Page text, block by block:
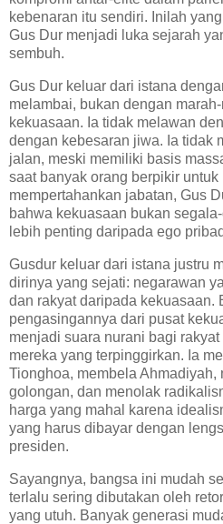
kebenaran itu sendiri. Inilah
Gus Dur menjadi luka sejarah
sembuh.
Gus Dur keluar dari istana
melambai, bukan dengan
kekuasaan. Ia tidak melawan
dengan kebesaran jiwa. Ia tidak
jalan, meski memiliki basis
saat banyak orang berpikir untuk
mempertahankan jabatan, Gus
bahwa kekuasaan bukan
lebih penting daripada ego
Gusdur keluar dari istana justru
dirinya yang sejati: negarawan
dan rakyat daripada kekuasaan.
pengasingannya dari pusat
menjadi suara nurani bagi
mereka yang terpinggirkan. Ia
Tionghoa, membela Ahmadiyah,
golongan, dan menolak
harga yang mahal karena
yang harus dibayar dengan
presiden.
Sayangnya, bangsa ini mudah
terlalu sering dibutakan oleh
yang utuh. Banyak generasi